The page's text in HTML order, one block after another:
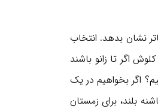
نشان بدهد. انتخاب
اگر تا زانو باشند
اگر بخواهیم در یک
بلند، برای زمستان